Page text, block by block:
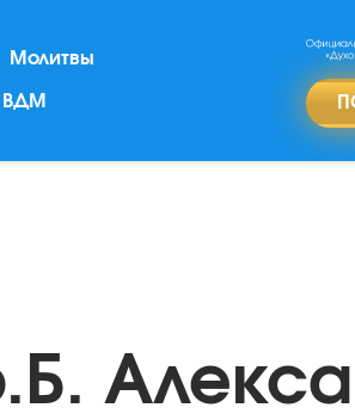
Молитвы
ВДМ